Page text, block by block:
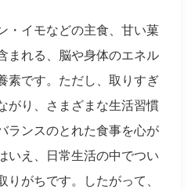
・イモなどの主食、甘い菓
まれる、脳や身体のエネル
素です。ただし、取りすぎ
がり、さまざまな生活習慣
ランスのとれた食事を心が
いえ、日常生活の中でつい
りがちです。したがって、